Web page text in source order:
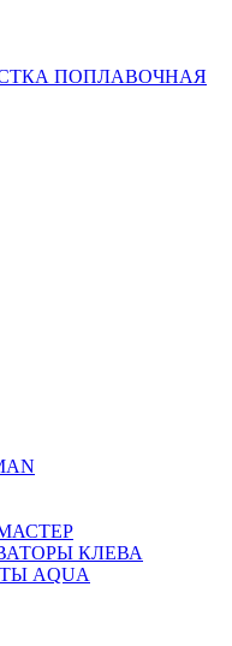
ПОПЛАВОЧНАЯ
КЛЕВА
AQUA